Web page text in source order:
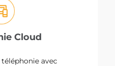
Cloud
avec